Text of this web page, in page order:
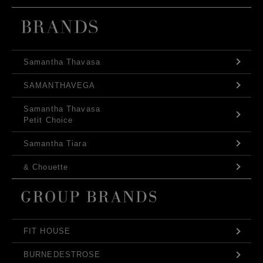
Samantha Thavasa
SAMANTHAVEGA
Samantha Thavasa
Petit Choice
Samantha Tiara
& Chouette
FIT HOUSE
BURNEDESTROSE